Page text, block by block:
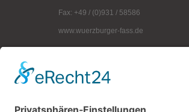
Fax: +49 / (0)931 / 58586
www.wuerzburger-fass.de